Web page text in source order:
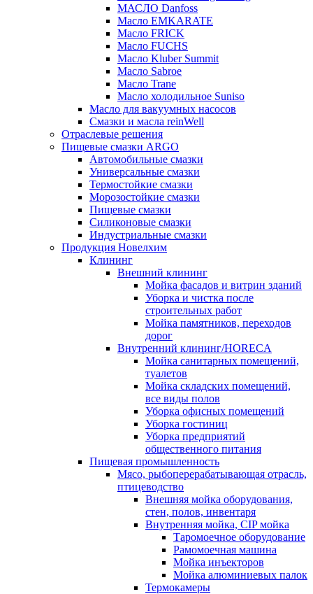
МАСЛО Danfoss
Масло EMKARATE
Масло FRICK
Масло FUCHS
Масло Kluber Summit
Масло Sabroe
Масло Trane
Масло холодильное Suniso
Масло для вакуумных насосов
Смазки и масла reinWell
Отраслевые решения
Пищевые смазки ARGO
Автомобильные смазки
Универсальные смазки
Термостойкие смазки
Морозостойкие смазки
Пищевые смазки
Силиконовые смазки
Индустриальные смазки
Продукция Новелхим
Клининг
Внешний клининг
Мойка фасадов и витрин зданий
Уборка и чистка после
строительных работ
Мойка памятников, переходов
дорог
Внутренний клининг/HORECA
Мойка санитарных помещений,
туалетов
Мойка складских помещений,
все виды полов
Уборка офисных помещений
Уборка гостиниц
Уборка предприятий
общественного питания
Пищевая промышленность
Мясо, рыбоперерабатывающая отрасль,
птицеводство
Внешняя мойка оборудования,
стен, полов, инвентаря
Внутренняя мойка, CIP мойка
Таромоечное оборудование
Рамомоечная машина
Мойка инъекторов
Мойка алюминиевых палок
Термокамеры